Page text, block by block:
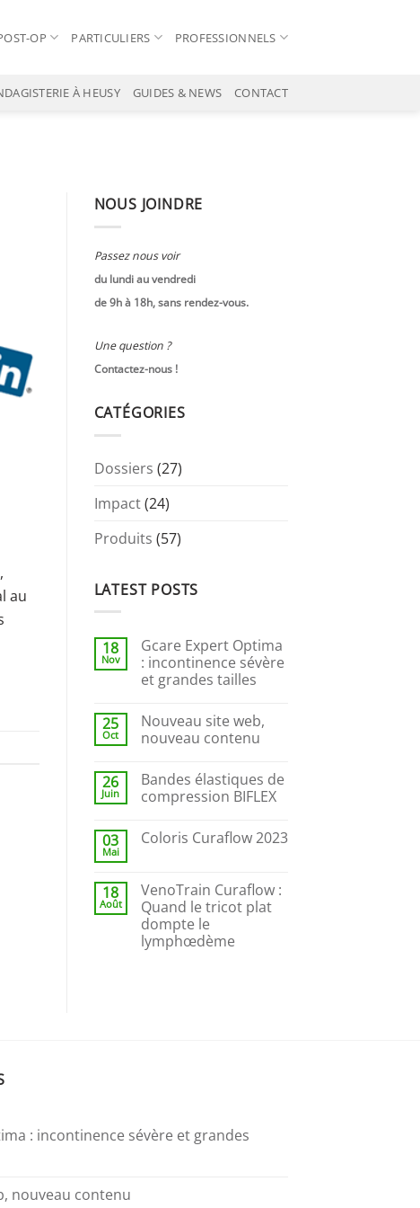
OP PARTICULIERS PROFESSIONNELS
À HEUSY GUIDES & NEWS CONTACT
au
NOUS JOINDRE
Passez nous voir
du lundi au vendredi
de 9h à 18h, sans rendez-vous.
Une question ?
Contactez-nous !
CATÉGORIES
Dossiers (27)
Impact(24)
Produits (57)
LATEST POSTS
18
Nov
Gcare Expert Optima
: incontinence sévère
et grandes tailles
25
Oct
Nouveau site web,
nouveau contenu
26
Juin
Bandes élastiques de
compression BIFLEX
03
Mai
Coloris Curaflow 2023
18
Août
VenoTrain Curaflow :
Quand le tricot plat
dompte le
lymphœdème
: incontinence sévère et grandes
nouveau contenu